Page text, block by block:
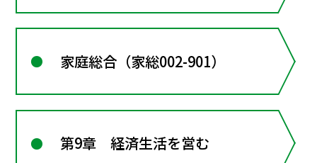
家庭総合（家総002-901）
第9章 経済生活を営む